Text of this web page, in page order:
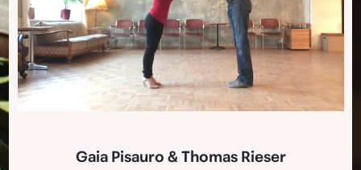
Play Video
Gaia Pisauro & Thomas Rieser